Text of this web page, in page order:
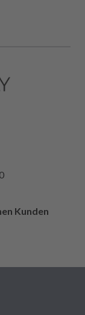
Kunden